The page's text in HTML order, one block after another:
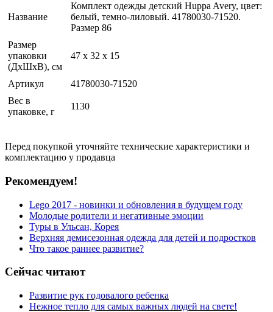
Название
Комплект одежды детский Huppa Avery, цвет:
белый, темно-лилoвый. 41780030-71520.
Размер 86
Размер
упаковки
(ДхШхВ), см
47 x 32 x 15
Артикул
41780030-71520
Вес в
упаковке, г
1130
Перед покупкой уточняйте технические характеристики и
комплектацию у продавца
Рекомендуем!
Lego 2017 - новинки и обновления в будущем году
Молодые родители и негативные эмоции
Туры в Ульсан, Корея
Верхняя демисезонная одежда для детей и подростков
Что такое раннее развитие?
Сейчас читают
Развитие рук годовалого ребенка
Нежное тепло для самых важных людей на свете!